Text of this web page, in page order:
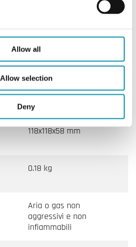
Allow all
Allow selection
Deny
0...95 % RH
118x118x58 mm
0.18 kg
Aria o gas non
aggressivi e non
infiammabili